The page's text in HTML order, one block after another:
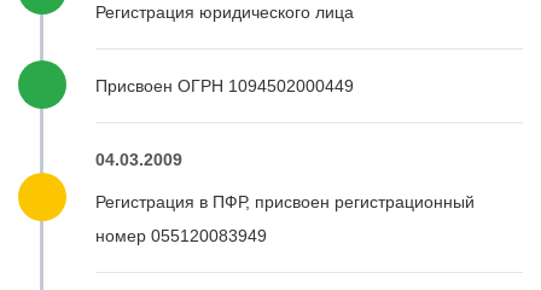
Регистрация юридического лица
Присвоен ОГРН 1094502000449
04.03.2009
Регистрация в ПФР, присвоен регистрационный
номер 055120083949